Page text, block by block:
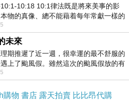
10:18 10:1律法既是將來美事的影
物的真像、總不能藉着每年常獻一樣的
近前來的人得以完全。 10
未來
期推遲了近一週，很幸運的最不舒服的
上了颱風假。雖然這次的颱風假放的有
風雨不大，但這也是最想要的
購物 書店 露天拍賣 比比昂代購